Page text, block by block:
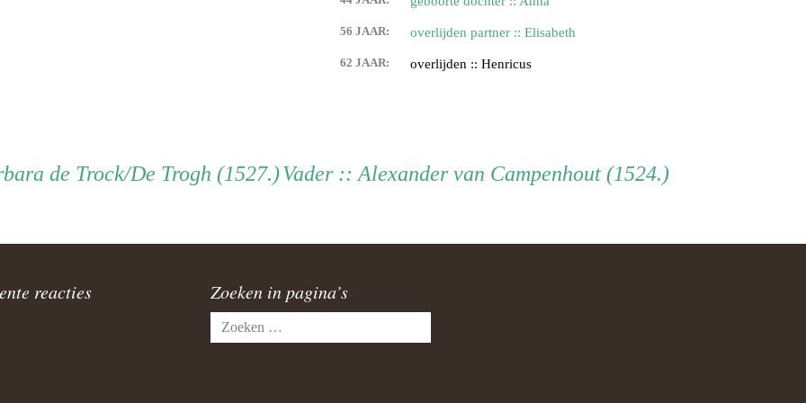
56 JAAR: overlijden partner :: Elisabeth
62 JAAR: overlijden :: Henricus
Vader Vader
:: Alexander van Campenhout (1524.)
de Trock/De Trogh (1527.)
reacties Zoeken in pagina’s
Zoeken
naar: